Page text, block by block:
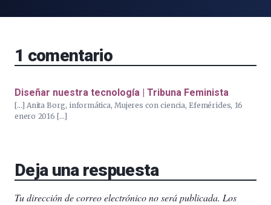
1 comentario
Diseñar nuestra tecnología | Tribuna Feminista
[…] Anita Borg, informática, Mujeres con ciencia, Efemérides, 16
enero 2016 […]
Deja una respuesta
Tu dirección de correo electrónico no será publicada. Los